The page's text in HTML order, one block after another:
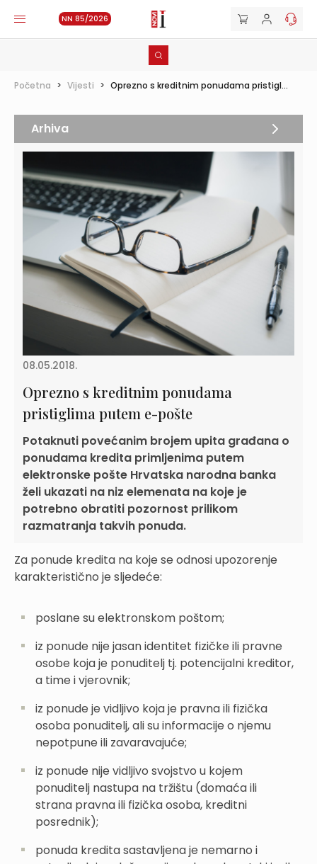
NN 85/2026
Početna > Vijesti > Oprezno s kreditnim ponudama pristigl...
08.05.2018.
Oprezno s kreditnim ponudama
pristiglima putem e-pošte
Potaknuti povećanim brojem upita građana o
ponudama kredita primljenima putem
elektronske pošte Hrvatska narodna banka
želi ukazati na niz elemenata na koje je
potrebno obratiti pozornost prilikom
razmatranja takvih ponuda.
Za ponude kredita na koje se odnosi upozorenje
karakteristično je sljedeće:
poslane su elektronskom poštom;
iz ponude nije jasan identitet fizičke ili pravne
osobe koja je ponuditelj tj. potencijalni kreditor,
a time i vjerovnik;
iz ponude je vidljivo koja je pravna ili fizička
osoba ponuditelj, ali su informacije o njemu
nepotpune ili zavaravajuće;
iz ponude nije vidljivo svojstvo u kojem
ponuditelj nastupa na tržištu (domaća ili
strana pravna ili fizička osoba, kreditni
posrednik);
ponuda kredita sastavljena je nemarno i
Arhiva